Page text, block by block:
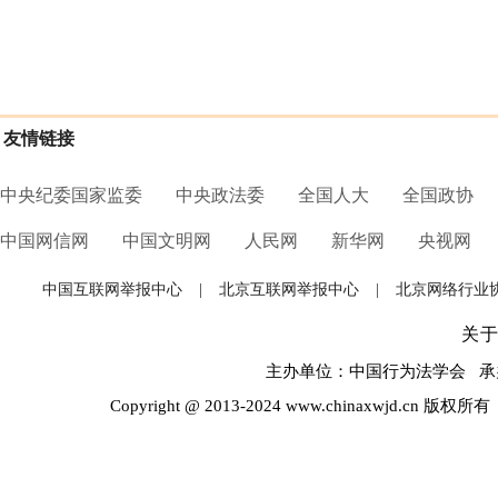
中央纪委国家监委 中央政法委 全国人大 全国政协
中国网信网 中国文明网 人民网 新华网 央视网
友情链接
中国互联网举报中心 北京互联网举报中心 北京网络行业
关
主办单位：中国行为法学会
Copyright @ 2013-2024 www.chinaxwjd.cn 版权所有